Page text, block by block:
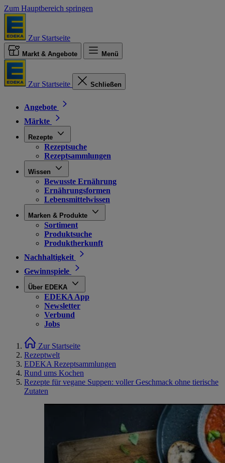
Zum Hauptbereich springen
Zur Startseite
Markt & Angebote Menü
Zur Startseite Schließen
Angebote
Märkte
Rezepte
Rezeptsuche
Rezeptsammlungen
Wissen
Bewusste Ernährung
Ernährungsformen
Lebensmittelwissen
Marken & Produkte
Sortiment
Produktsuche
Produktherkunft
Nachhaltigkeit
Gewinnspiele
Über EDEKA
EDEKA App
Newsletter
Verbund
Jobs
Zur Startseite
Rezeptwelt
EDEKA Rezeptsammlungen
Rund ums Kochen
Rezepte für vegane Suppen: voller Geschmack ohne tierische
Zutaten